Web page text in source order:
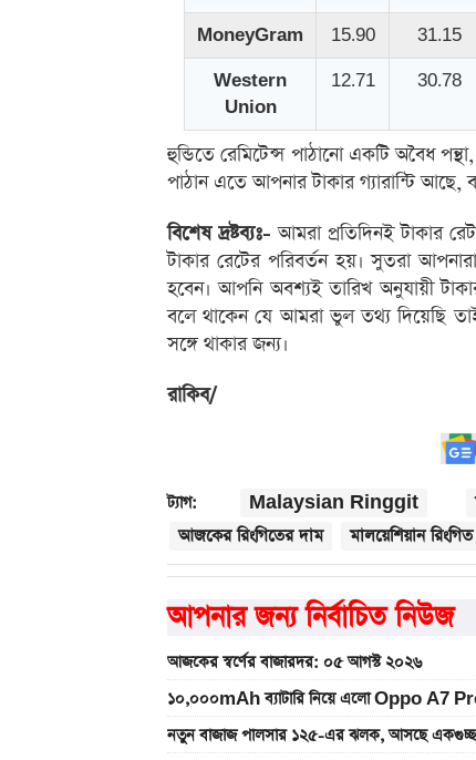
MoneyGram 15.90 31.15
Western
Union
12.71 30.78
হুন্ডিতে রেমিটেন্স পাঠানো একটি অবৈধ
পাঠান এতে আপনার টাকার গ্যারান্টি আছে,
বিশেষ দ্রষ্টব্যঃ- আমরা প্রতিদিনই টাকার
টাকার রেটের পরিবর্তন হয়। সুতরা
হবেন। আপনি অবশ্যই তারিখ অনুযায়ী
বলে থাকেন যে আমরা ভুল তথ্য দিয়েছি
সঙ্গে থাকার জন্য।
রাকিব/
ট্যাগ: Malaysian Ringgit
আজকের রিংগিতের দাম
মালয়েশিয়ান
আপনার জন্য নির্বাচিত নিউজ
আজকের স্বর্ণের বাজারদর: ০৫ আগস্ট ২০২৬
১০,০০০mAh ব্যাটারি নিয়ে এলো Oppo A7
নতুন বাজাজ পালসার ১২৫-এর ঝলক, আসছে একগুচ্ছ